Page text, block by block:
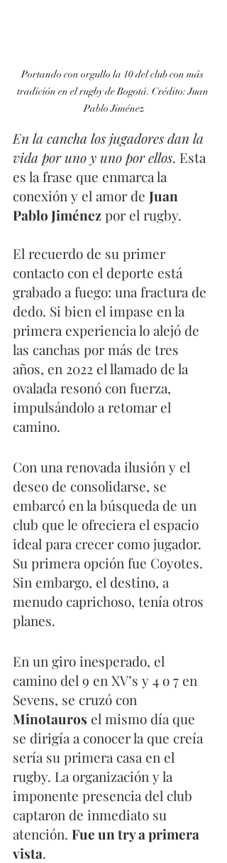
Portando con orgullo la 10 del club con más
tradición en el rugby de Bogotá. Crédito: Juan
Pablo Jiménez
En la cancha los jugadores dan la
vida por uno y uno por ellos. Esta
es la frase que enmarca la
conexión y el amor de Juan
Pablo Jiménez por el rugby.
El recuerdo de su primer
contacto con el deporte está
grabado a fuego: una fractura de
dedo. Si bien el impase en la
primera experiencia lo alejó de
las canchas por más de tres
años, en 2022 el llamado de la
ovalada resonó con fuerza,
impulsándolo a retomar el
camino.
Con una renovada ilusión y el
deseo de consolidarse, se
embarcó en la búsqueda de un
club que le ofreciera el espacio
ideal para crecer como jugador.
Su primera opción fue Coyotes.
Sin embargo, el destino, a
menudo caprichoso, tenía otros
planes.
En un giro inesperado, el
camino del 9 en XV’s y 4 o 7 en
Sevens, se cruzó con
Minotauros el mismo día que
se dirigía a conocer la que creía
sería su primera casa en el
rugby. La organización y la
imponente presencia del club
captaron de inmediato su
atención. Fue un try a primera
vista.